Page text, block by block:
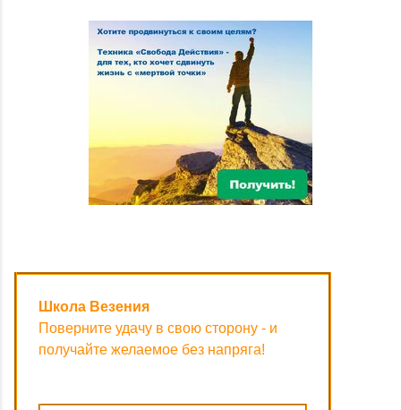
Школа Везения
Поверните удачу в свою сторону - и
получайте желаемое без напряга!